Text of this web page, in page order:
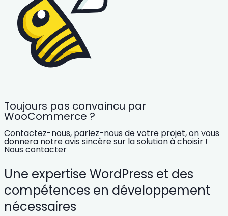
Toujours pas convaincu par
WooCommerce ?
Contactez-nous, parlez-nous de votre projet, on vous
donnera notre avis sincère sur la solution à choisir !
Nous contacter
Une expertise WordPress et des
compétences en développement
nécessaires